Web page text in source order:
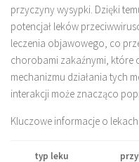
przyczyny wysypki. Dzięki
potencjał leków
leczenia objawowego, co
chorobami zakaźnymi, które
mechanizmu działania tych
interakcji może znacząco
Kluczowe informacje o
typ leku